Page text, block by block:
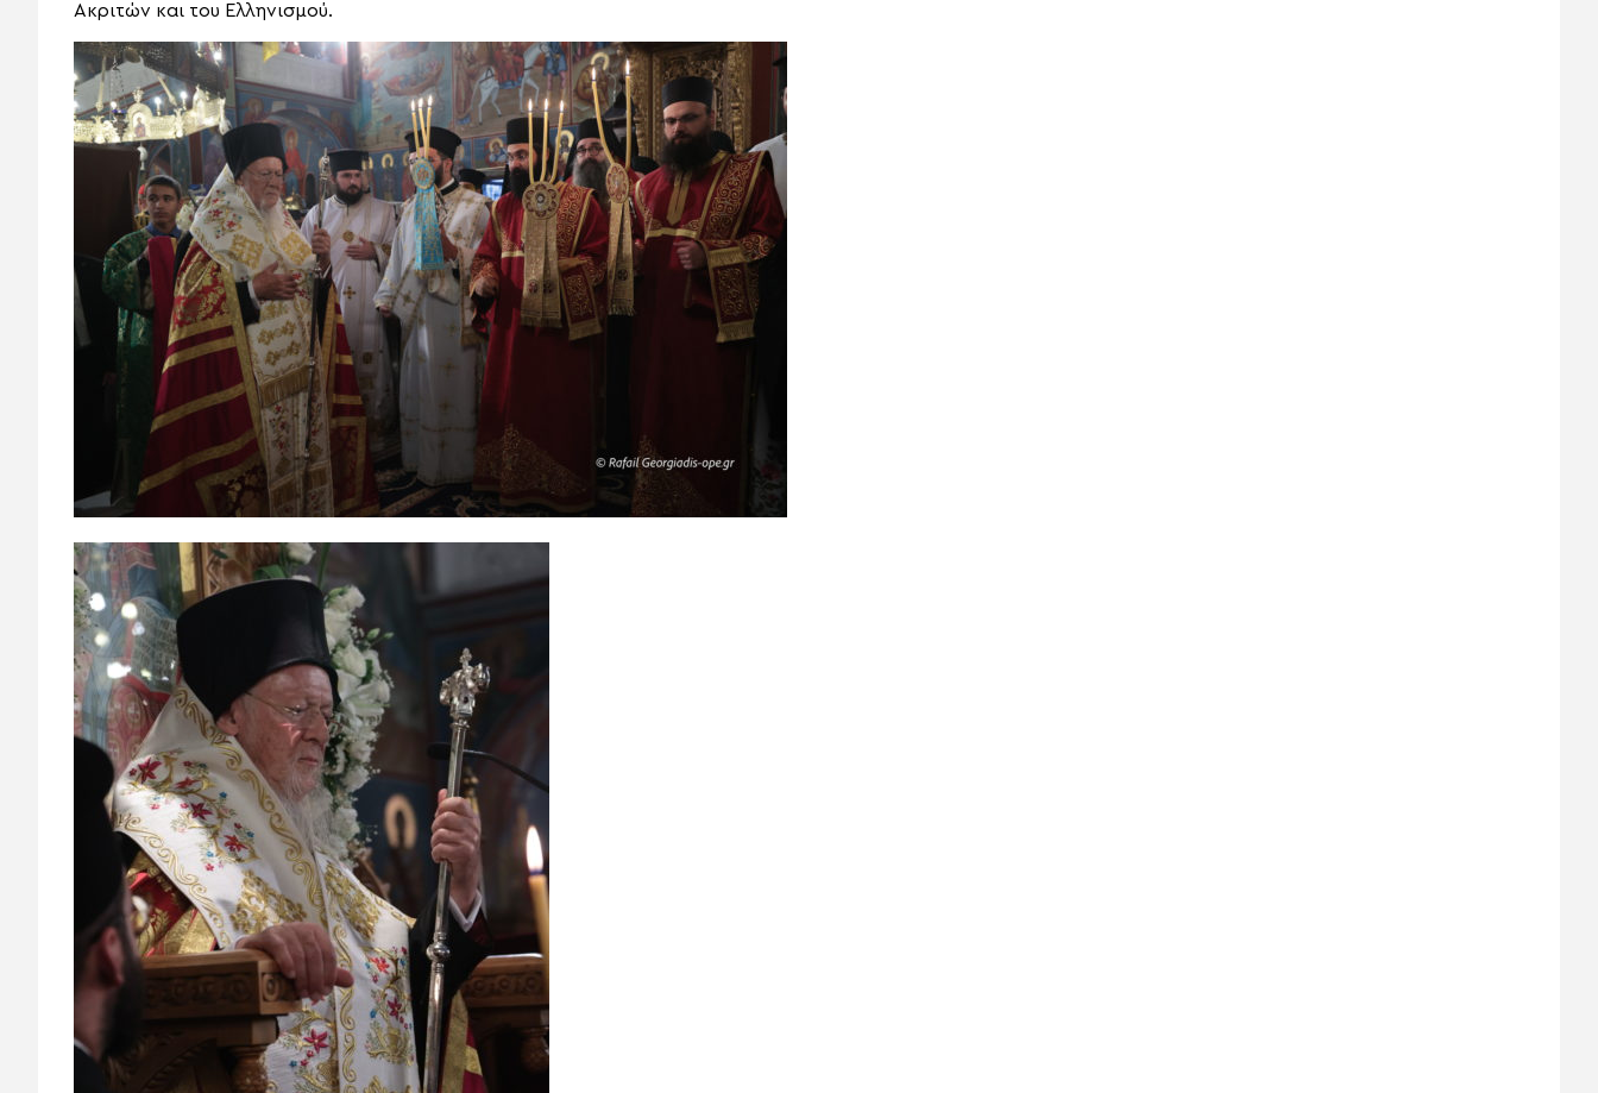
Ακριτών και του Ελληνισμού.